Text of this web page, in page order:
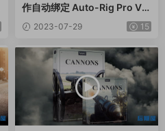
作自动绑定 Auto-Rig Pro V3.
68.47 + Quick Rig V1.26.16
2023-07-29 15